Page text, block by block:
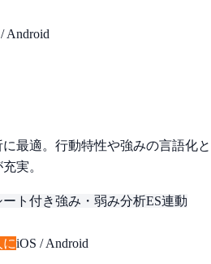
Android
最適。行動特性や強みの言語化と
実。
ト付き強み・弱み分析ES連動
iOS / Android